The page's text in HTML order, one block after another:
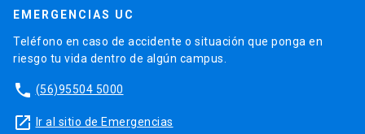
EMERGENCIAS UC
Teléfono en caso de accidente o situación que ponga en
riesgo tu vida dentro de algún campus.
phone (56)95504 5000
launch Ir al sitio de Emergencias